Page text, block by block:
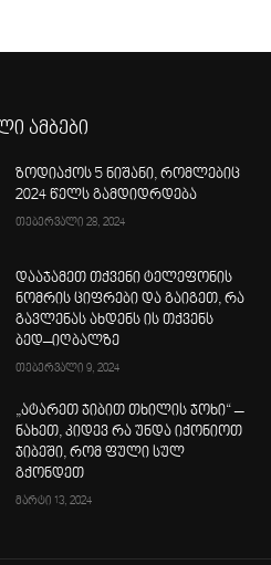
ამბები
ზოდიაქოს 5 ნიშანი, რომლებიც
2024 წელს გამდიდრდება
თებერვალი 28, 2024
დააჯამეთ თქვენი ტელეფონის
ნომრის ციფრები და გაიგეთ, რა
გავლენას ახდენს ის თქვენს
ბედ–იღბალზე
თებერვალი 9, 2024
„ატარეთ ჯიბით თხილის ჯოხი“ –
ნახეთ, კიდევ რა უნდა იქონიოთ
ჯიბეში, რომ ფული სულ
გქონდეთ
მარტი 13, 2024